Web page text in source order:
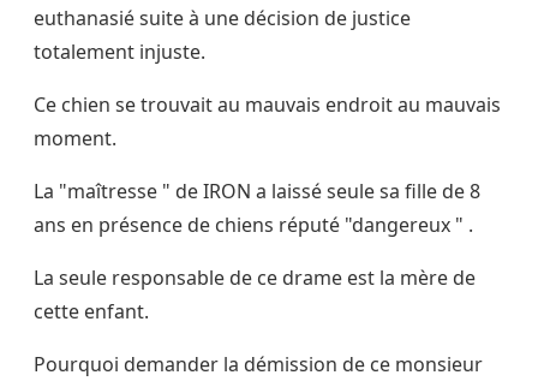
euthanasié suite à une décision de justice
totalement injuste.
Ce chien se trouvait au mauvais endroit au mauvais
moment.
La "maîtresse " de IRON a laissé seule sa fille de 8
ans en présence de chiens réputé "dangereux " .
La seule responsable de ce drame est la mère de
cette enfant.
Pourquoi demander la démission de ce monsieur